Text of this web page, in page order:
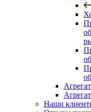
Наши